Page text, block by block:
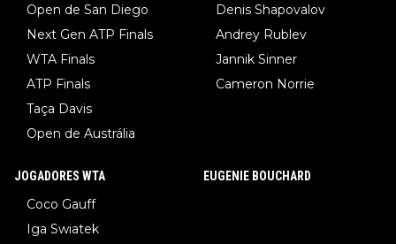
Open de San Diego
Next Gen ATP Finals
WTA Finals
ATP Finals
Taça Davis
Open de Austrália
Denis Shapovalov
Andrey Rublev
Jannik Sinner
Cameron Norrie
JOGADORES WTA
Coco Gauff
Iga Swiatek
EUGENIE BOUCHARD